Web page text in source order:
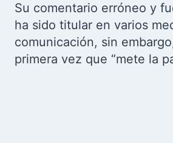
Su comentario erróneo y
ha sido titular en varios
comunicación, sin
primera vez que “mete la